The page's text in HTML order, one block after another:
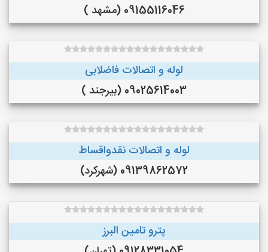
09155116046 (مشهد )
لوله و اتصالات فاضلابی
09025614003 (بیرجند )
لوله و اتصالات نقدواقساط
09139862572 (شهرکرد)
پترو تامین البرز